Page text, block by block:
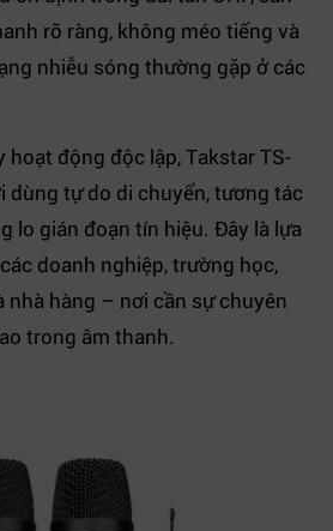
rõ ràng, không méo tiếng và
nhiễu sóng thường gặp ở các
động độc lập, Takstar TS-
dùng tự do di chuyển, tương tác
lo gián đoạn tín hiệu. Đây là lựa
doanh nghiệp, trường học,
hàng – nơi cần sự chuyên
trong âm thanh.